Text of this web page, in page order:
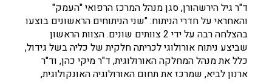
ד"ר גיל הירשהורן, סגן מנהל המרכז הרפואי "העמק"
והאחראי על חדרי הניתוח: "שני הניתוחים הראשונים בוצעו
בהצלחה רבה על ידי 2 צוותים שונים. הצוות הראשון
שביצע ניתוח אורולוגי לכריתה חלקית של כליה בשל גידול,
כלל את מנהל המחלקה האורולוגית, ד"ר מיקי כהן, וד"ר
ארנון לביא, שמרכז את תחום האורולוגיה האונקולוגית,